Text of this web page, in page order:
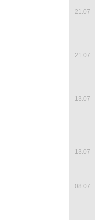
21.07
21.07
13.07
13.07
08.07